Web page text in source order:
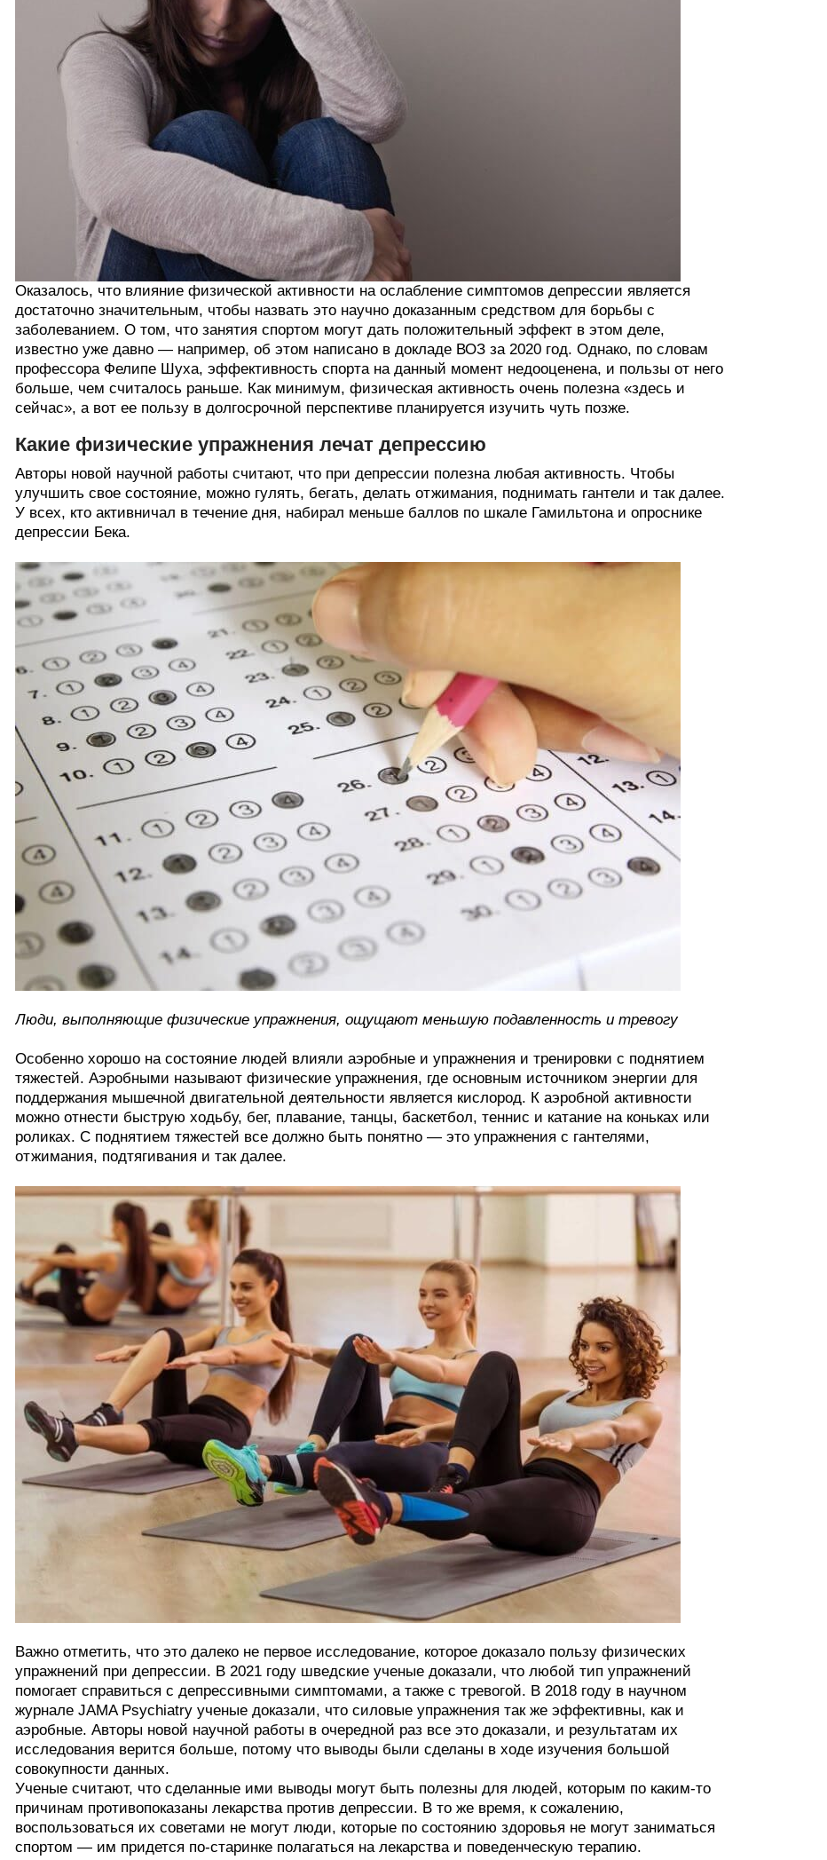
Оказалось, что влияние физической активности на ослабление симптомов депрессии является
достаточно значительным, чтобы назвать это научно доказанным средством для борьбы с
заболеванием. О том, что занятия спортом могут дать положительный эффект в этом деле,
известно уже давно — например, об этом написано в докладе ВОЗ за 2020 год. Однако, по словам
профессора Фелипе Шуха, эффективность спорта на данный момент недооценена, и пользы от него
больше, чем считалось раньше. Как минимум, физическая активность очень полезна «здесь и
сейчас», а вот ее пользу в долгосрочной перспективе планируется изучить чуть позже.
Какие физические упражнения лечат депрессию
Авторы новой научной работы считают, что при депрессии полезна любая активность. Чтобы
улучшить свое состояние, можно гулять, бегать, делать отжимания, поднимать гантели и так далее.
У всех, кто активничал в течение дня, набирал меньше баллов по шкале Гамильтона и опроснике
депрессии Бека.
Люди, выполняющие физические упражнения, ощущают меньшую подавленность и тревогу
Особенно хорошо на состояние людей влияли аэробные и упражнения и тренировки с поднятием
тяжестей. Аэробными называют физические упражнения, где основным источником энергии для
поддержания мышечной двигательной деятельности является кислород. К аэробной активности
можно отнести быструю ходьбу, бег, плавание, танцы, баскетбол, теннис и катание на коньках или
роликах. С поднятием тяжестей все должно быть понятно — это упражнения с гантелями,
отжимания, подтягивания и так далее.
Важно отметить, что это далеко не первое исследование, которое доказало пользу физических
упражнений при депрессии. В 2021 году шведские ученые доказали, что любой тип упражнений
помогает справиться с депрессивными симптомами, а также с тревогой. В 2018 году в научном
журнале JAMA Psychiatry ученые доказали, что силовые упражнения так же эффективны, как и
аэробные. Авторы новой научной работы в очередной раз все это доказали, и результатам их
исследования верится больше, потому что выводы были сделаны в ходе изучения большой
совокупности данных.
Ученые считают, что сделанные ими выводы могут быть полезны для людей, которым по каким-то
причинам противопоказаны лекарства против депрессии. В то же время, к сожалению,
воспользоваться их советами не могут люди, которые по состоянию здоровья не могут заниматься
спортом — им придется по-старинке полагаться на лекарства и поведенческую терапию.